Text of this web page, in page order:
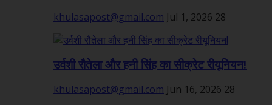
khulasapost@gmail.com Jul 1, 2026 28
उर्वशी रौतेला और हनी सिंह का सीक्रेट रीयूनियन!
khulasapost@gmail.com Jun 16, 2026 28